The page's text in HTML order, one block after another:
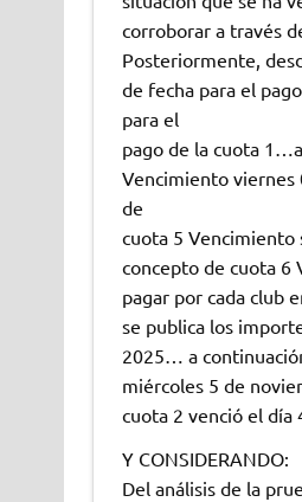
corroborar a través
Posteriormente,
de fecha para el
para el
pago de la cuota
Vencimiento viernes
de
cuota 5 Vencimiento
concepto de cuota 6
pagar por cada club
se publica los
2025… a
miércoles 5 de
cuota 2 venció el día
Y CONSIDERANDO:
Del análisis de la